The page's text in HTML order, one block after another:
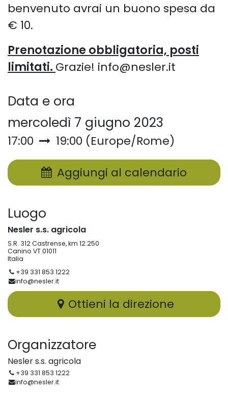
benvenuto avrai un buono spesa da
€ 10.
Prenotazione obbligatoria, posti
limitati. Grazie! info@nesler.it
Data e ora
mercoledì 7 giugno 2023
17:00 19:00 (Europe/Rome)
Aggiungi al calendario
Luogo
Nesler s.s. agricola
S.R. 312 Castrense, km 12.250
Canino VT 01011
Italia
+39 331 853 1222
info@nesler.it
Ottieni la direzione
Organizzatore
Nesler s.s. agricola
+39 331 853 1222
info@nesler.it